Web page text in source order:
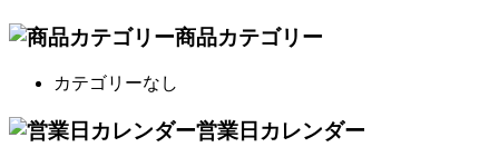
商品カテゴリー
カテゴリーなし
営業日カレンダー